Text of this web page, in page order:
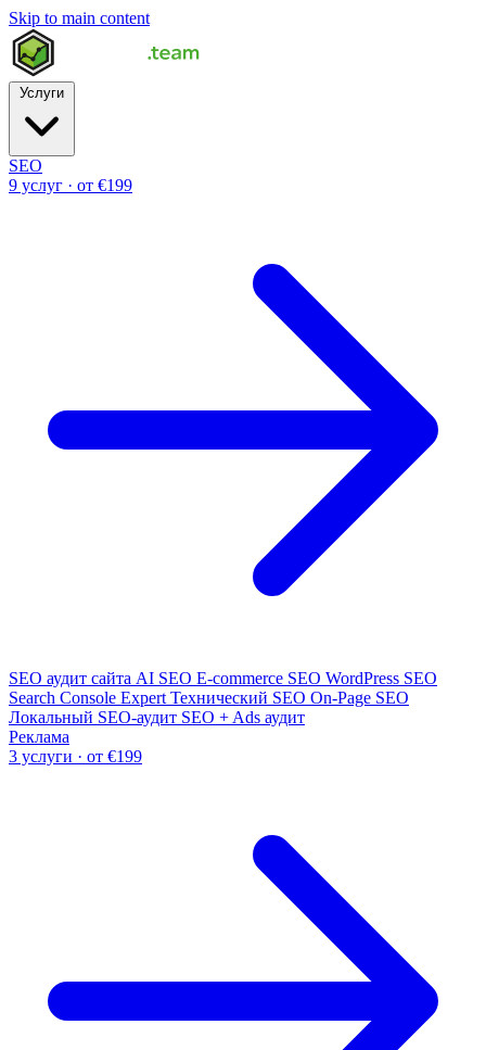
Skip to main content
SEO
9 услуг · от €199
SEO аудит сайта AI SEO E-commerce SEO WordPress SEO
Search Console Expert Технический SEO On-Page SEO
Локальный SEO-аудит SEO + Ads аудит
Реклама
3 услуги · от €199